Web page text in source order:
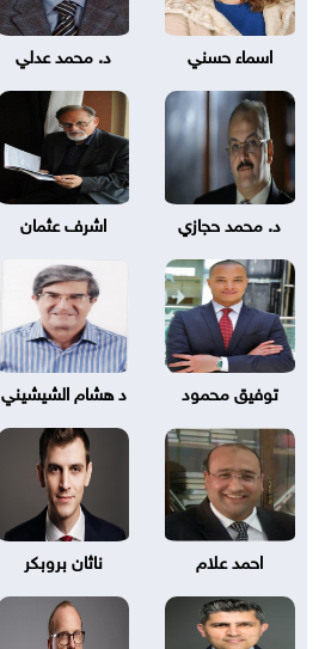
اسماء حسني د. محمد عدلي
د. محمد حجازي اشرف عثمان
توفيق محمود د هشام الشيشيني
احمد علام ناثان بروبكر